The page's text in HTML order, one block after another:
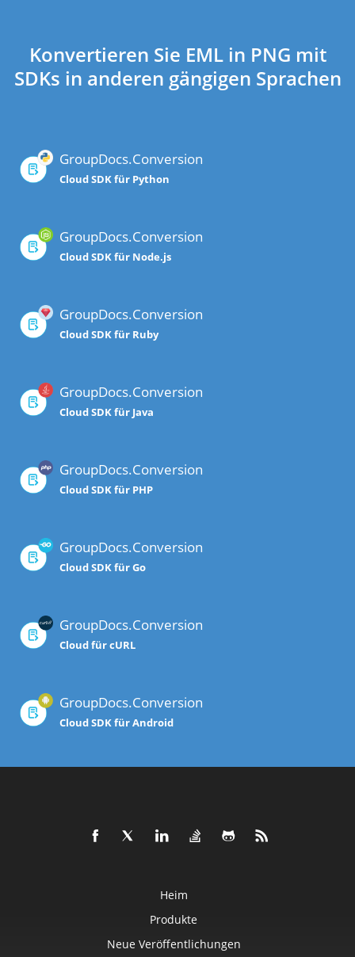
Konvertieren Sie EML in PNG mit
SDKs in anderen gängigen Sprachen
GroupDocs.Conversion
Cloud SDK für Python
GroupDocs.Conversion
Cloud SDK für Node.js
GroupDocs.Conversion
Cloud SDK für Ruby
GroupDocs.Conversion
Cloud SDK für Java
GroupDocs.Conversion
Cloud SDK für PHP
GroupDocs.Conversion
Cloud SDK für Go
GroupDocs.Conversion
Cloud für cURL
GroupDocs.Conversion
Cloud SDK für Android
Heim
Produkte
Neue Veröffentlichungen